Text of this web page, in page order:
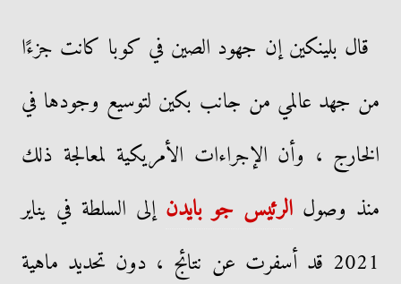
قال بلينكين إن جهود الصين في كوبا كانت جزءًا
من جهد عالمي من جانب بكين لتوسيع وجودها في
الخارج ، وأن الإجراءات الأمريكية لمعالجة ذلك
منذ وصول الرئيس جو بايدن إلى السلطة في يناير
2021 قد أسفرت عن نتائج ، دون تحديد ماهية